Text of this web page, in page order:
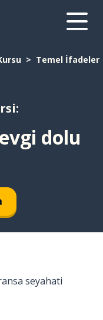
Temel İfadeler
dolu
seyahati